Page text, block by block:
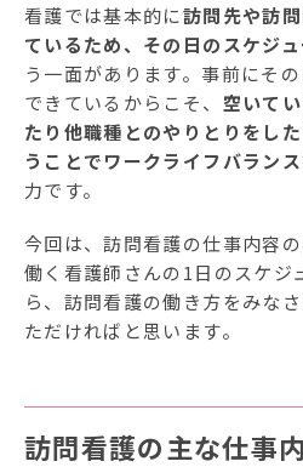
看護では基本的に訪問先や訪
ているため、その日のスケジ
う一面があります。事前にそ
できているからこそ、 空いて
たり他職種とのやりとりをし
うことでワークライフバラン
力です。
今回は、訪問看護の仕事内容
働く看護師さんの1日のスケジ
ら、訪問看護の働き方をみな
ただければと思います。
訪問看護の主な仕事